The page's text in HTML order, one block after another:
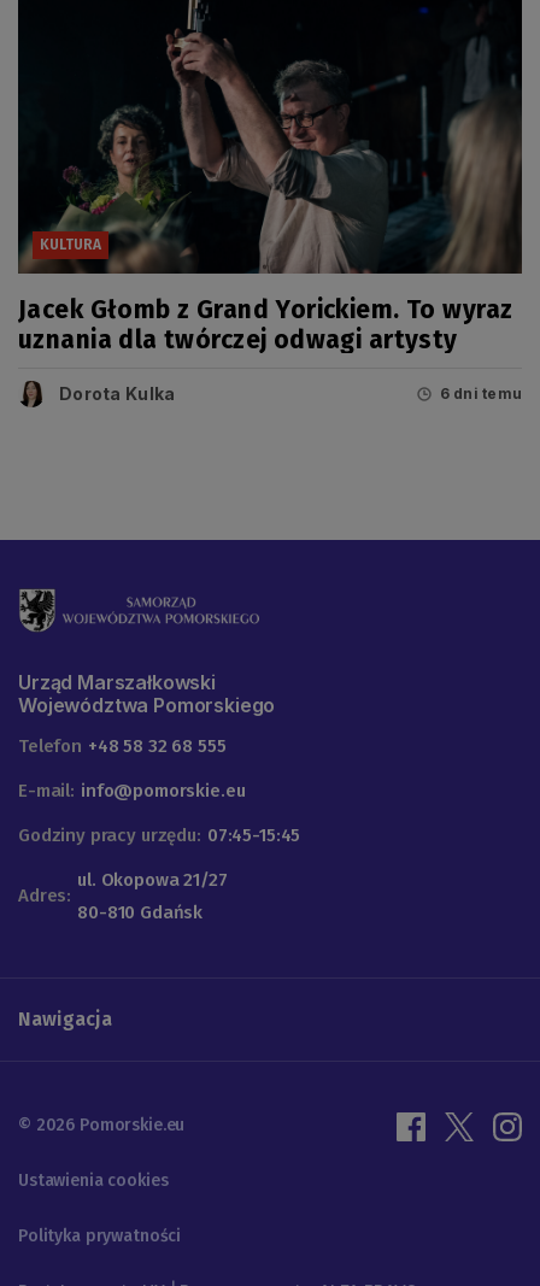
KULTURA
Jacek Głomb z Grand Yorickiem. To wyraz
uznania dla twórczej odwagi artysty
Dorota Kulka 6 dni temu
Urząd Marszałkowski
Województwa Pomorskiego
Telefon +48 58 32 68 555
E-mail: info@pomorskie.eu
Godziny pracy urzędu: 07:45-15:45
Adres:
ul. Okopowa 21/27
80-810 Gdańsk
Nawigacja
© 2026 Pomorskie.eu
Ustawienia cookies
Polityka prywatności